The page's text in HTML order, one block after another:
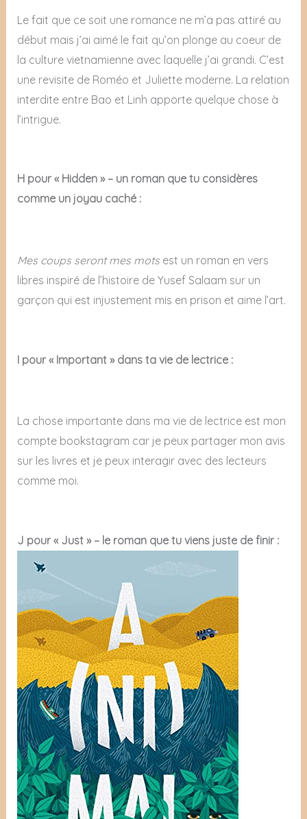
Le fait que ce soit une romance ne m’a pas attiré au
début mais j’ai aimé le fait qu’on plonge au coeur de
la culture vietnamienne avec laquelle j’ai grandi. C’est
une revisite de Roméo et Juliette moderne. La relation
interdite entre Bao et Linh apporte quelque chose à
l’intrigue.
H pour « Hidden » – un roman que tu considères
comme un joyau caché :
Mes coups seront mes motsest un roman en vers
libres inspiré de l’histoire de Yusef Salaam sur un
garçon qui est injustement mis en prison et aime l’art.
I pour « Important » dans ta vie de lectrice :
La chose importante dans ma vie de lectrice est mon
compte bookstagram car je peux partager mon avis
sur les livres et je peux interagir avec des lecteurs
comme moi.
J pour « Just » – le roman que tu viens juste de finir :